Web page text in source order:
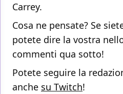
Carrey.
Cosa ne pensate? Se
potete dire la vostra
commenti qua sotto!
Potete seguire la
anche su Twitch!